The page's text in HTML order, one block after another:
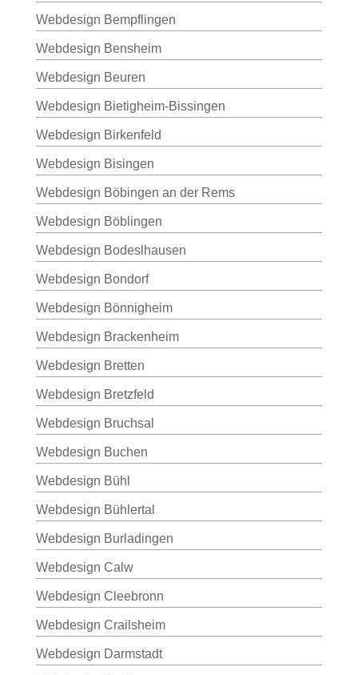
Webdesign Bempflingen
Webdesign Bensheim
Webdesign Beuren
Webdesign Bietigheim-Bissingen
Webdesign Birkenfeld
Webdesign Bisingen
Webdesign Böbingen an der Rems
Webdesign Böblingen
Webdesign Bodeslhausen
Webdesign Bondorf
Webdesign Bönnigheim
Webdesign Brackenheim
Webdesign Bretten
Webdesign Bretzfeld
Webdesign Bruchsal
Webdesign Buchen
Webdesign Bühl
Webdesign Bühlertal
Webdesign Burladingen
Webdesign Calw
Webdesign Cleebronn
Webdesign Crailsheim
Webdesign Darmstadt